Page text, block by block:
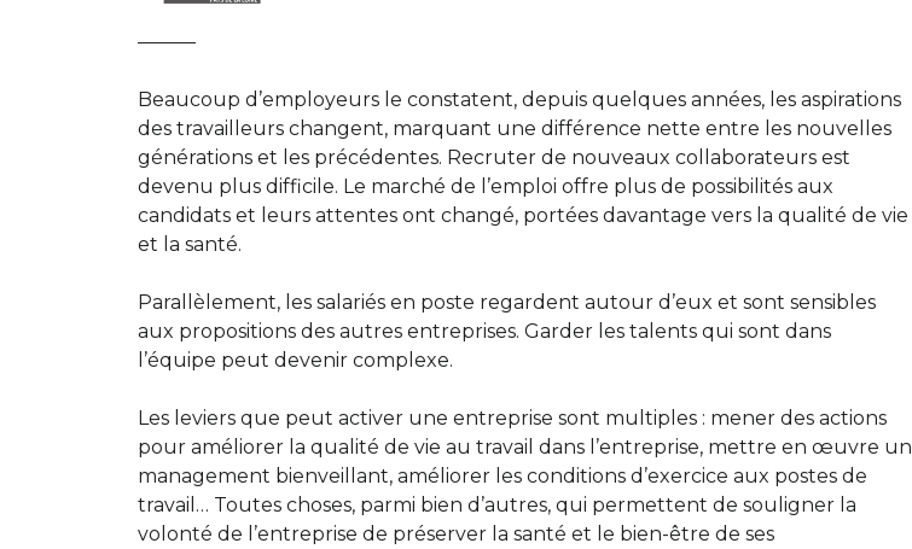
———
Beaucoup d’employeurs le constatent, depuis quelques années, les aspirations
des travailleurs changent, marquant une différence nette entre les nouvelles
générations et les précédentes. Recruter de nouveaux collaborateurs est
devenu plus difficile. Le marché de l’emploi offre plus de possibilités aux
candidats et leurs attentes ont changé, portées davantage vers la qualité de vie
et la santé.
Parallèlement, les salariés en poste regardent autour d’eux et sont sensibles
aux propositions des autres entreprises. Garder les talents qui sont dans
l’équipe peut devenir complexe.
Les leviers que peut activer une entreprise sont multiples : mener des actions
pour améliorer la qualité de vie au travail dans l’entreprise, mettre en œuvre un
management bienveillant, améliorer les conditions d’exercice aux postes de
travail… Toutes choses, parmi bien d’autres, qui permettent de souligner la
volonté de l’entreprise de préserver la santé et le bien-être de ses